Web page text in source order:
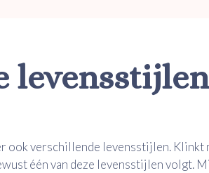
levensstijlen
ook verschillende levensstijlen. Klinkt
één van deze levensstijlen volgt.